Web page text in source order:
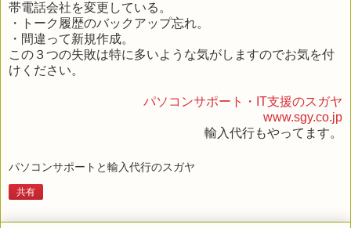
帯電話会社を変更している。
・トーク履歴のバックアップ忘れ。
・間違って新規作成。
この３つの失敗は特に多いような気がしますのでお気を付
けください。
パソコンサポート・IT支援のスガヤ
www.sgy.co.jp
輸入代行もやってます。
パソコンサポートと輸入代行のスガヤ
共有